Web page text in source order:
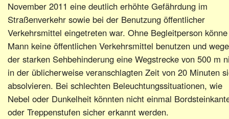
November 2011 eine deutlich erhöhte Gefährdung im
Straßenverkehr sowie bei der Benutzung öffentlicher
Verkehrsmittel eingetreten war. Ohne Begleitperson
Mann keine öffentlichen Verkehrsmittel benutzen und
der starken Sehbehinderung eine Wegstrecke von 500 m
in der üblicherweise veranschlagten Zeit von 20 Minuten
absolvieren. Bei schlechten Beleuchtungssituationen, wie
Nebel oder Dunkelheit könnten nicht einmal
oder Treppenstufen sicher erkannt werden.